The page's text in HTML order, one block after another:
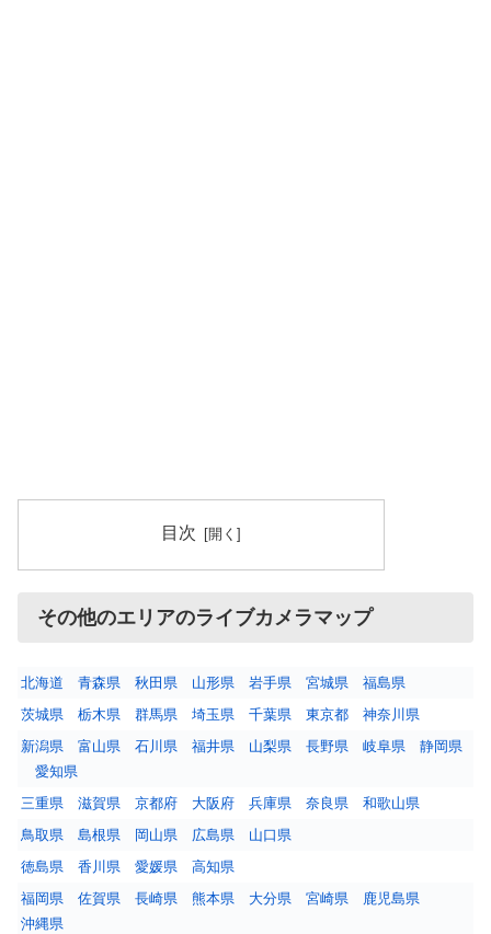
目次
その他のエリアのライブカメラマップ
北海道 青森県 秋田県 山形県 岩手県 宮城県
福島県
茨城県
栃木県 群馬県 埼玉県 千葉県 東京都
神奈川県
新潟県
富山県 石川県 福井県 山梨県 長野県 岐阜県
静岡県
愛知県
三重県
滋賀県 京都府 大阪府 兵庫県 奈良県
和歌山県
鳥取県
島根県 岡山県 広島県
山口県
徳島県
香川県 愛媛県
高知県
福岡県
佐賀県 長崎県 熊本県 大分県 宮崎県
鹿児島県
沖縄県